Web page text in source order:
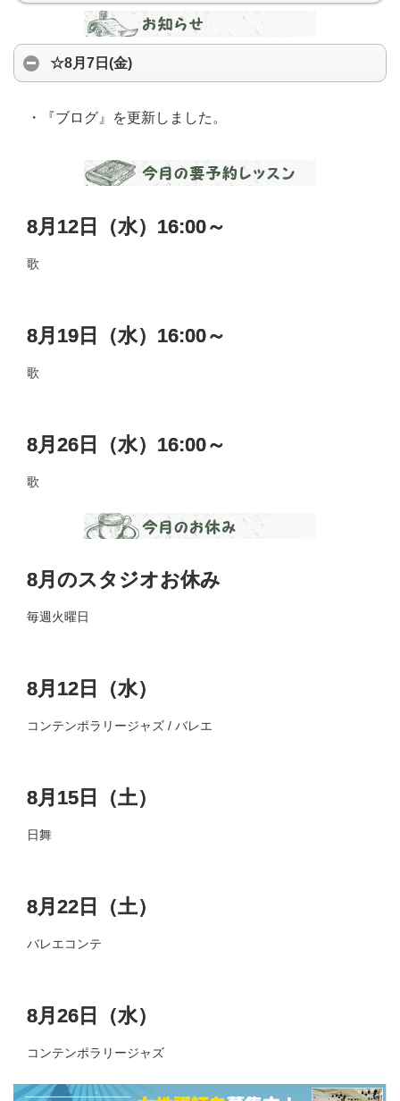
☆8月7日(金)
・『ブログ』を更新しました。
8月12日（水）16:00～
歌
8月19日（水）16:00～
歌
8月26日（水）16:00～
歌
8月のスタジオお休み
毎週火曜日
8月12日（水）
コンテンポラリージャズ / バレエ
8月15日（土）
日舞
8月22日（土）
バレエコンテ
8月26日（水）
コンテンポラリージャズ